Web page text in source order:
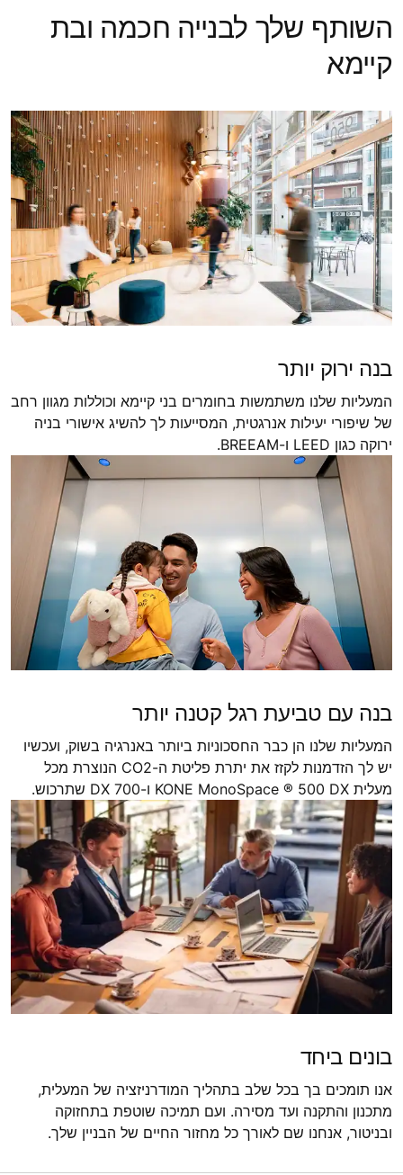
השותף שלך לבנייה חכמה ובת
קיימא
בנה ירוק יותר
המעליות שלנו משתמשות בחומרים בני קיימא וכוללות מגוון רחב
של שיפורי יעילות אנרגטית, המסייעות לך להשיג אישורי בניה
ירוקה כגון LEED ו-BREEAM.
בנה עם טביעת רגל קטנה יותר
המעליות שלנו הן כבר החסכוניות ביותר באנרגיה בשוק, ועכשיו
יש לך הזדמנות לקזז את יתרת פליטת ה-CO2 הנוצרת מכל
מעלית KONE MonoSpace ® 500 DX ו-700 DX שתרכוש.
בונים ביחד
אנו תומכים בך בכל שלב בתהליך המודרניזציה של המעלית,
מתכנון והתקנה ועד מסירה. ועם תמיכה שוטפת בתחזוקה
ובניטור, אנחנו שם לאורך כל מחזור החיים של הבניין שלך.